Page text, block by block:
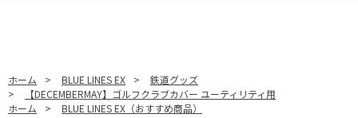
ホーム > BLUE LINES EX >
鉄道グッズ
>
【DECEMBERMAY】ゴルフクラブカバー ユーティリティ用
ホーム
>
BLUE LINES EX（おすすめ商品）